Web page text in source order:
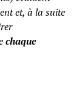
et, à la suite
chaque